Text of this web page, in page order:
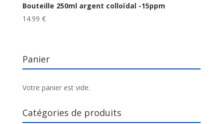
Bouteille 250ml argent colloïdal -15ppm
14.99 €
Panier
Votre panier est vide.
Catégories de produits